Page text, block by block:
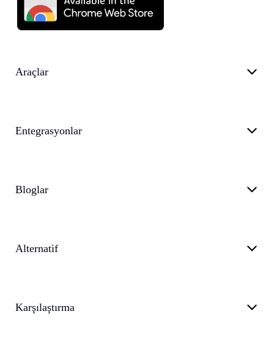
Araçlar
Entegrasyonlar
Bloglar
Alternatif
Karşılaştırma